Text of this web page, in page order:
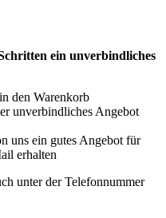
ein unverbindliches
den Warenkorb
unverbindliches Angebot
uns ein gutes Angebot für
erhalten
unter der Telefonnummer